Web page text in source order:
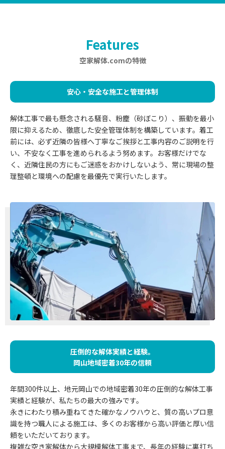
Features
空家解体.comの特徴
安心・安全な施工と管理体制
解体工事で最も懸念される騒音、粉塵（砂ぼこり）、振動を最小
限に抑えるため、徹底した安全管理体制を構築しています。着工
前には、必ず近隣の皆様へ丁寧なご挨拶と工事内容のご説明を行
い、不安なく工事を進められるよう努めます。お客様だけでな
く、近隣住民の方にもご迷惑をおかけしないよう、常に現場の整
理整頓と環境への配慮を最優先で実行いたします。
圧倒的な解体実績と経験。
岡山地域密着30年の信頼
年間300件以上、地元岡山での地域密着30年の圧倒的な解体工事
実績と経験が、私たちの最大の強みです。
永きにわたり積み重ねてきた確かなノウハウと、質の高いプロ意
識を持つ職人による施工は、多くのお客様から高い評価と厚い信
頼をいただいております。
複雑な空き家解体から大規模解体工事まで、長年の経験に裏打ち